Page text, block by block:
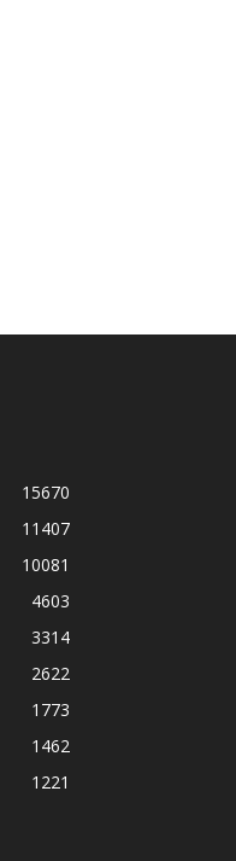
15670
11407
10081
4603
3314
2622
1773
1462
1221